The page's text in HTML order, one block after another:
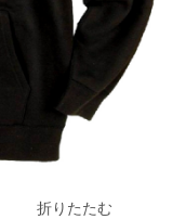
折りたたむ